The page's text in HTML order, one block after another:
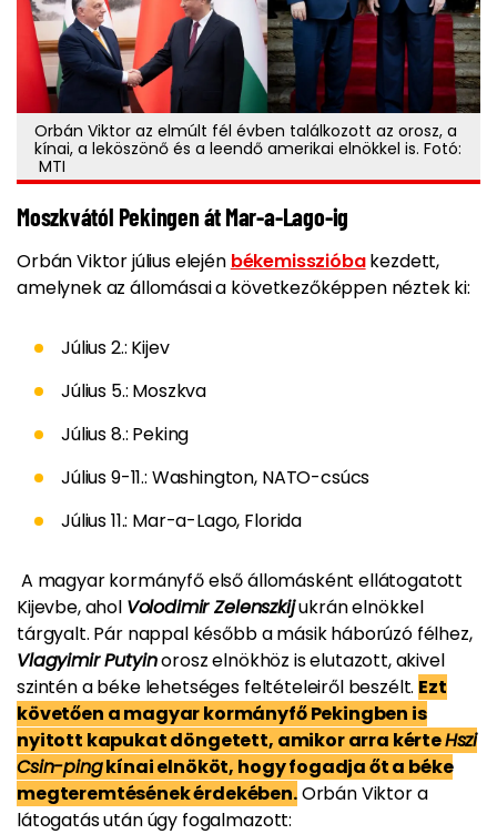
Orbán Viktor az elmúlt fél évben találkozott az orosz, a
kínai, a leköszönő és a leendő amerikai elnökkel is. Fotó:
MTI
Moszkvától Pekingen át Mar-a-Lago-ig
Orbán Viktor július elején békemisszióbakezdett,
amelynek az állomásai a következőképpen néztek ki:
Július 2.: Kijev
Július 5.: Moszkva
Július 8.: Peking
Július 9-11.: Washington, NATO-csúcs
Július 11.: Mar-a-Lago, Florida
A magyar kormányfő első állomásként ellátogatott
Kijevbe, ahol Volodimir Zelenszkijukrán elnökkel
tárgyalt. Pár nappal később a másik háborúzó félhez,
Vlagyimir Putyinorosz elnökhöz is elutazott, akivel
szintén a béke lehetséges feltételeiről beszélt. Ezt
követően a magyar kormányfő Pekingben is
nyitott kapukat döngetett, amikor arra kérteHszi
Csin-pingkínai elnököt, hogy fogadja őt a béke
megteremtésének érdekében.Orbán Viktor a
látogatás után úgy fogalmazott: